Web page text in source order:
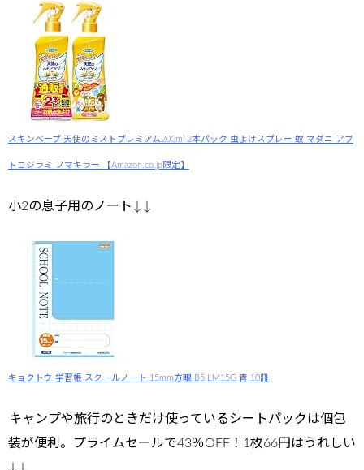
スキンベープ 天使のミストプレミアム200ml 2本パック 虫よけスプレー 蚊 マダニ アブ
トコジラミ フマキラー 【Amazon.co.jp限定】
小2の息子用のノート↓↓
キョクトウ 学習帳 スクールノート 15mm方眼 B5 LM15G 青 10冊
キャンプや旅行のときだけ使っているシートパックは個包
装が便利。プライムセールで43％OFF！1枚66円はうれしい